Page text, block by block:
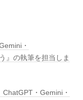
・
』の執筆を担当しま
・Gemini・